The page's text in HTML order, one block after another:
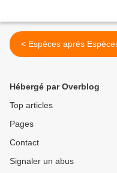
< Espèces après
Hébergé par Overblog
Top articles
Pages
Contact
Signaler un abus